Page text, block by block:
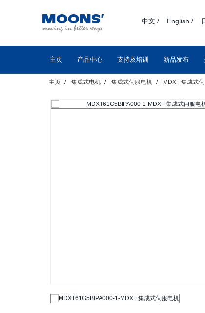
中文 / English /
主页 产品中心 支持及培训 新品发布
主页 集成式电机 集成式伺服电机 MDX+ 集成式